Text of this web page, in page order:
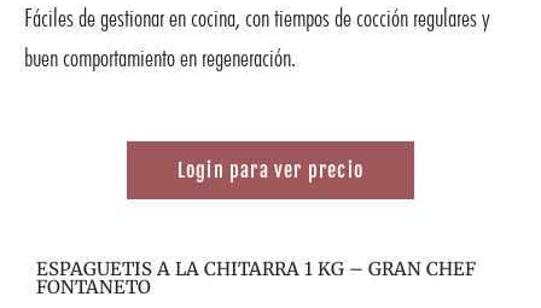
Fáciles de gestionar en cocina, con tiempos de cocción regulares y
buen comportamiento en regeneración.
Login para ver precio
ESPAGUETIS A LA CHITARRA 1 KG – GRAN CHEF
FONTANETO